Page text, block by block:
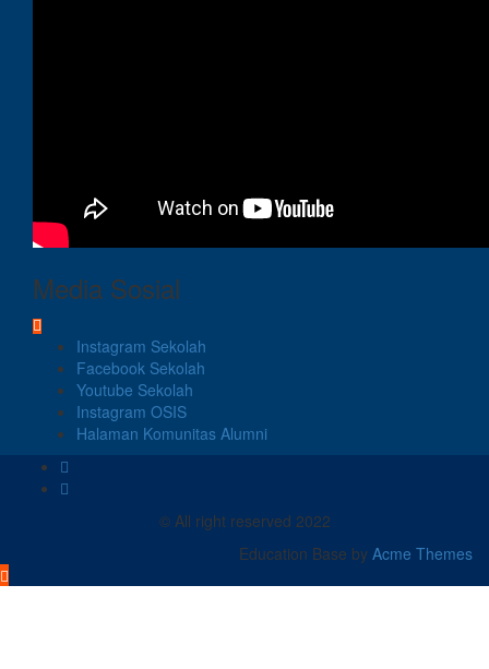
Media Sosial
Instagram Sekolah
Facebook Sekolah
Youtube Sekolah
Instagram OSIS
Halaman Komunitas Alumni
© All right reserved 2022
Education Base by Acme Themes